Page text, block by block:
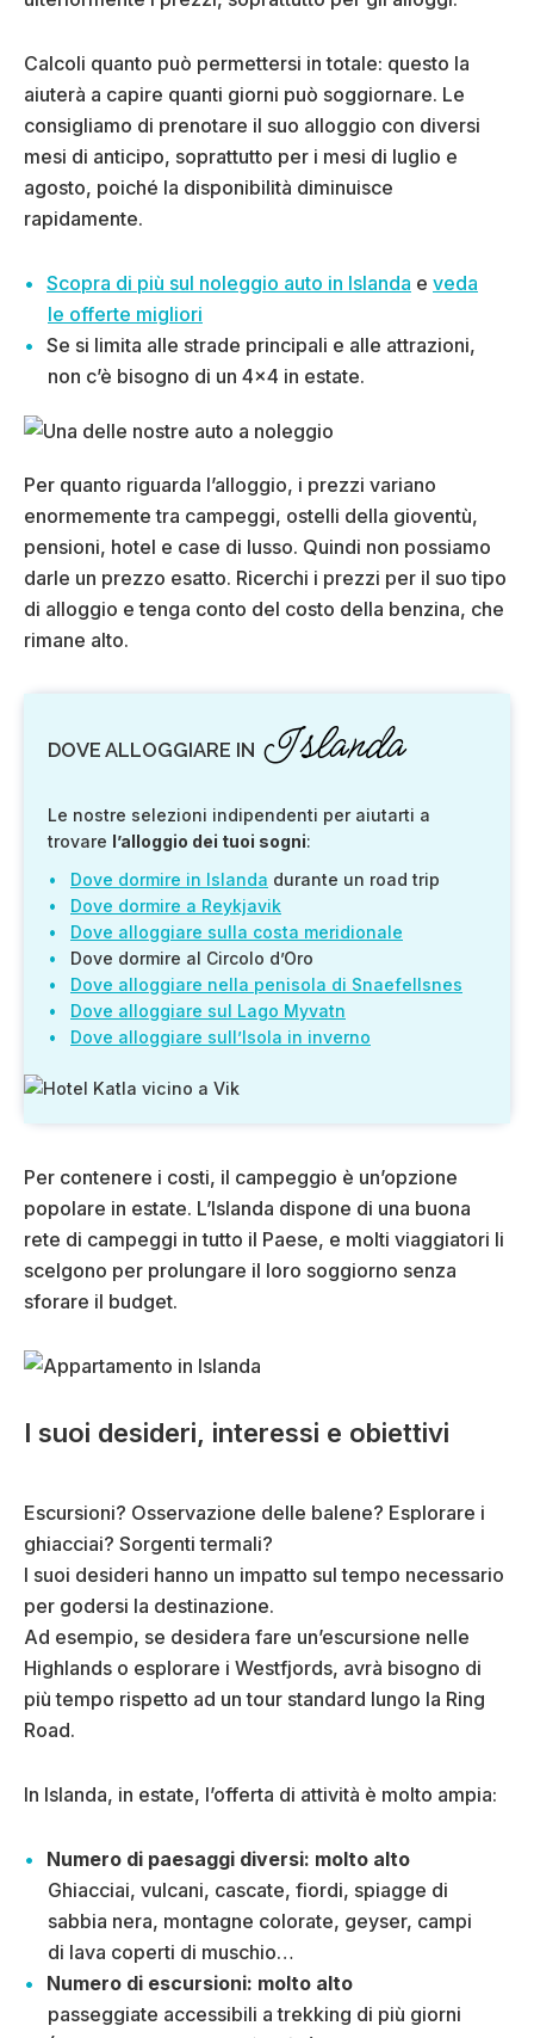
Calcoli quanto può permettersi in totale: questo la
aiuterà a capire quanti giorni può soggiornare. Le
consigliamo di prenotare il suo alloggio con diversi
mesi di anticipo, soprattutto per i mesi di luglio e
agosto, poiché la disponibilità diminuisce
rapidamente.
Scopra di più sul noleggio auto in Islanda e veda
le offerte migliori
Se si limita alle strade principali e alle attrazioni,
non c’è bisogno di un 4×4 in estate.
Per quanto riguarda l’alloggio, i prezzi variano
enormemente tra campeggi, ostelli della gioventù,
pensioni, hotel e case di lusso. Quindi non possiamo
darle un prezzo esatto. Ricerchi i prezzi per il suo tipo
di alloggio e tenga conto del costo della benzina, che
rimane alto.
DOVE ALLOGGIARE IN Islanda
Le nostre selezioni indipendenti per aiutarti a
trovare l’alloggio dei tuoi sogni:
Dove dormire in Islanda durante un road trip
Dove dormire a Reykjavik
Dove alloggiare sulla costa meridionale
Dove dormire al Circolo d’Oro
Dove alloggiare nella penisola di Snaefellsnes
Dove alloggiare sul Lago Myvatn
Dove alloggiare sull’Isola in inverno
Per contenere i costi, il campeggio è un’opzione
popolare in estate. L’Islanda dispone di una buona
rete di campeggi in tutto il Paese, e molti viaggiatori li
scelgono per prolungare il loro soggiorno senza
sforare il budget.
I suoi desideri, interessi e obiettivi
Escursioni? Osservazione delle balene? Esplorare i
ghiacciai? Sorgenti termali?
I suoi desideri hanno un impatto sul tempo necessario
per godersi la destinazione.
Ad esempio, se desidera fare un’escursione nelle
Highlands o esplorare i Westfjords, avrà bisogno di
più tempo rispetto ad un tour standard lungo la Ring
Road.
In Islanda, in estate, l’offerta di attività è molto ampia:
Numero di paesaggi diversi: molto alto
Ghiacciai, vulcani, cascate, fiordi, spiagge di
sabbia nera, montagne colorate, geyser, campi
di lava coperti di muschio…
Numero di escursioni: molto alto
passeggiate accessibili a trekking di più giorni